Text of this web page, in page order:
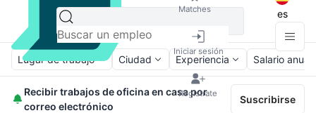
Matches
Iniciar sesión
Regístrate
es
Lugar de trabajo Ciudad Experiencia Salario anual
Recibir trabajos de oficina en casa por
correo electrónico
Suscribirse